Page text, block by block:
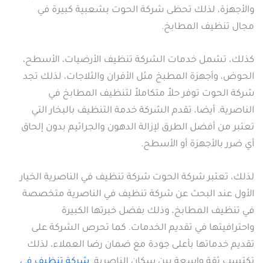
والأجهزة، لذلك تحظى شركة الحوت بشعبية كبيرة في
مجال تنظيف المطابخ.
كذلك، تشمل خدمات الشركة تنظيف الأرضيات، الأسطح،
الحوض، وأجهزة المطبخ مثل الأفران والثلاجات، لذلك تجد
شركة الحوت توفر حلاً متكاملاً لتنظيف المطابخ في
الناصرية. أيضا، تقدم الشركة خدمة التنظيف بالبخار التي
تعتبر من أفضل الطرق لإزالة الدهون والجراثيم بدون إلحاق
أي ضرر بالأجهزة أو الأسطح.
لذلك، تعتبر شركة الحوت شركة تنظيف في الناصرية الخيار
الأول عند البحث عن شركة تنظيف في الناصرية متخصصة
في تنظيف المطابخ، وذلك بفضل خبرتها الكبيرة
واحترافيتها في تقديم الخدمات. كما تحرص الشركة على
تقديم خدماتها بأعلى جودة مع ضمان رضا العملاء، لذلك